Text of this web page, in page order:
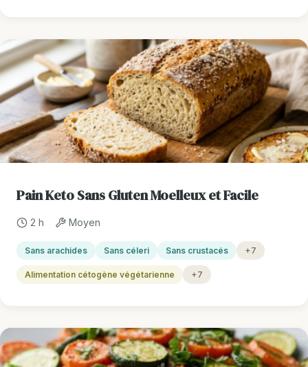
Pain Keto Sans Gluten Moelleux et Facile
2 h Moyen
Sans arachides Sans céleri Sans crustacés +7
Alimentation cétogène végétarienne +7